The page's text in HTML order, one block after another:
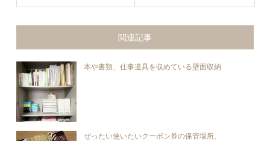
関連記事
本や書類、仕事道具を収めている壁面収納
ぜったい使いたいクーポン券の保管場所。